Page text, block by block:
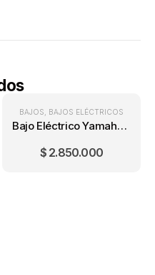
BAJOS BAJOS ELÉCTRICOS
Bajo Eléctrico Yamaha TRBX305CAR
$ 2.850.000